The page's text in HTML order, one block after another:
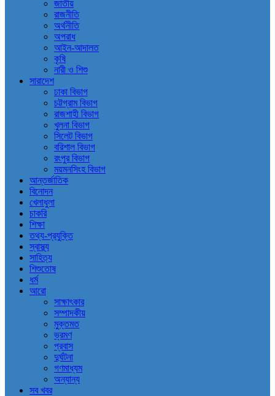
জাতীয়
রাজনীতি
অর্থনীতি
অপরাধ
আইন-আদালত
কৃষি
নারী ও শিশু
সারাদেশ
ঢাকা বিভাগ
চট্টগ্রাম বিভাগ
রাজশাহী বিভাগ
খুলনা বিভাগ
সিলেট বিভাগ
বরিশাল বিভাগ
রংপুর বিভাগ
ময়মনসিংহ বিভাগ
আন্তর্জাতিক
বিনোদন
খেলাধুলা
চাকরি
শিক্ষা
তথ্য-প্রযুক্তি
স্বাস্থ্য
সাহিত্য
শিশুতোষ
ধর্ম
আরো
সাক্ষাৎকার
সম্পাদকীয়
মুক্তমত
ভ্রমণ
প্রবাস
দুর্ঘটনা
গণমাধ্যম
অন্যান্য
সব খবর